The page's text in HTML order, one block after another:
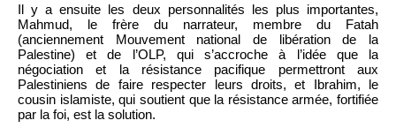
Il y a ensuite les deux personnalités les plus importantes,
Mahmud, le frère du narrateur, membre du Fatah
(anciennement Mouvement national de libération de la
Palestine) et de l’OLP, qui s’accroche à l’idée que la
négociation et la résistance pacifique permettront aux
Palestiniens de faire respecter leurs droits, et Ibrahim, le
cousin islamiste, qui soutient que la résistance armée, fortifiée
par la foi, est la solution.